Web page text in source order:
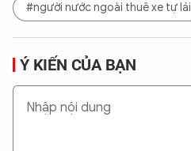
#người nước ngoài thuê xe tự lái
Ý KIẾN CỦA BẠN